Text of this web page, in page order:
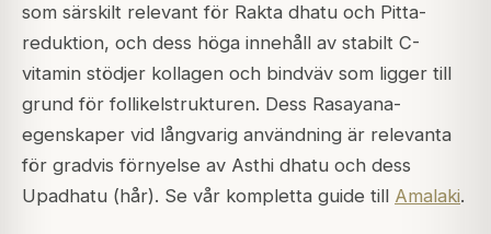
som särskilt relevant för Rakta dhatu och Pitta-
reduktion, och dess höga innehåll av stabilt C-
vitamin stödjer kollagen och bindväv som ligger till
grund för follikelstrukturen. Dess Rasayana-
egenskaper vid långvarig användning är relevanta
för gradvis förnyelse av Asthi dhatu och dess
Upadhatu (hår). Se vår kompletta guide till Amalaki.